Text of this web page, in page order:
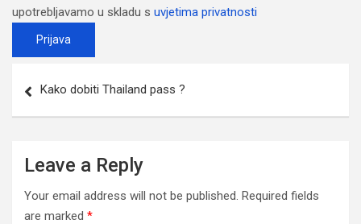
upotrebljavamo u skladu s uvjetima privatnosti
navigation
Kako dobiti Thailand pass ?
Leave a Reply
Your email address will not be published. Required fields
are marked *